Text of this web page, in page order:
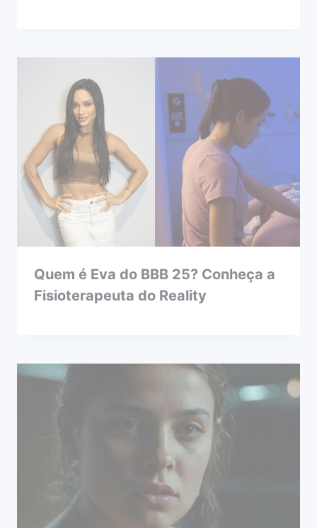
Quem é Eva do BBB 25? Conheça a
Fisioterapeuta do Reality